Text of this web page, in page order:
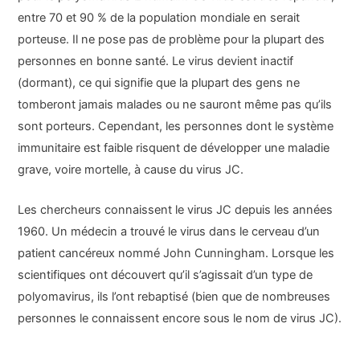
entre 70 et 90 % de la population mondiale en serait
porteuse. Il ne pose pas de problème pour la plupart des
personnes en bonne santé. Le virus devient inactif
(dormant), ce qui signifie que la plupart des gens ne
tomberont jamais malades ou ne sauront même pas qu’ils
sont porteurs. Cependant, les personnes dont le système
immunitaire est faible risquent de développer une maladie
grave, voire mortelle, à cause du virus JC.
Les chercheurs connaissent le virus JC depuis les années
1960. Un médecin a trouvé le virus dans le cerveau d’un
patient cancéreux nommé John Cunningham. Lorsque les
scientifiques ont découvert qu’il s’agissait d’un type de
polyomavirus, ils l’ont rebaptisé (bien que de nombreuses
personnes le connaissent encore sous le nom de virus JC).